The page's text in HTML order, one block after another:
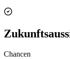
Chancen